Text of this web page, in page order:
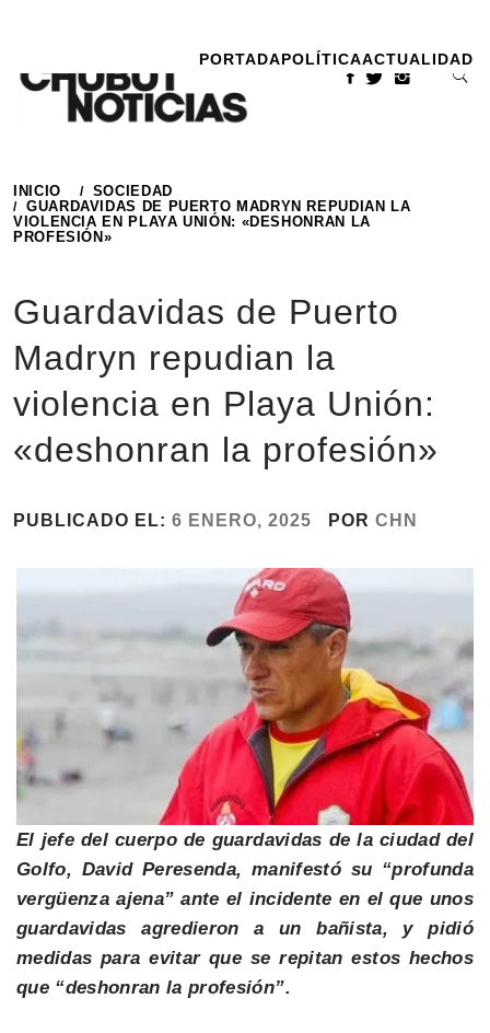
contenido
PORTADAPOLÍTICAACTUALIDAD
INICIO
SOCIEDAD
GUARDAVIDAS DE PUERTO MADRYN REPUDIAN LA
VIOLENCIA EN PLAYA UNIÓN: «DESHONRAN LA
PROFESIÓN»
Guardavidas de Puerto
Madryn repudian la
violencia en Playa Unión:
«deshonran la profesión»
PUBLICADO EL: 6 ENERO, 2025 POR CHN
El jefe del cuerpo de guardavidas de la ciudad del
Golfo, David Peresenda, manifestó su “profunda
vergüenza ajena” ante el incidente en el que unos
guardavidas agredieron a un bañista, y pidió
medidas para evitar que se repitan estos hechos
que “deshonran la profesión”.